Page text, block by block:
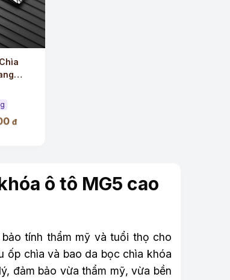
đ
ô tô MG5 cao
tính thẩm mỹ và tuổi thọ cho
ốp chìa và bao da bọc chìa khóa
đảm bảo vừa thẩm mỹ, vừa bền